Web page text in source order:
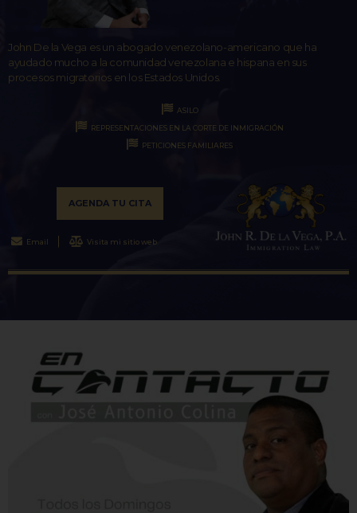
John De la Vega es un abogado venezolano-americano que ha
ayudado mucho a la comunidad venezolana e hispana en sus
procesos migratorios en los Estados Unidos.
ASILO
REPRESENTACIONES EN LA CORTE DE INMIGRACIÓN
PETICIONES FAMILIARES
AGENDA TU CITA
Email Visita mi sitio web